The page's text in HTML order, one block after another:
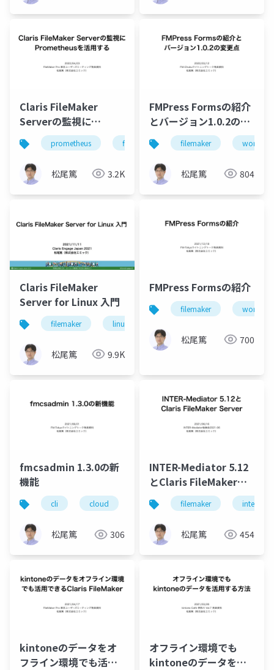
Claris FileMaker
Serverの監視に
Prometheusを活用す
る
prometheus filemaker server monitoring
松尾篤 3.2K
FMPress Formsの紹介
とバージョン1.0.2の変
更点
filemaker
松尾篤 804
Claris FileMaker
Server for Linux 入門
filemaker linux
松尾篤 9.9K
FMPress Formsの紹介
filemaker
松尾篤 700
fmcsadmin 1.3.0の新
機能
cli cloud filemaker server
松尾篤 306
INTER-Mediator 5.12
とClaris FileMaker
Serverfilemaker
松尾篤 454
kintoneのデータをオ
フライン環境でも活用
オフライン環境でも
kintoneのデータを活